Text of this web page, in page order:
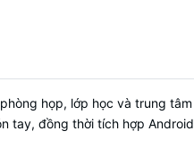
họp, lớp học và trung
tay, đồng thời tích hợp